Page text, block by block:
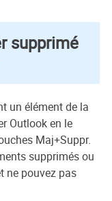
supprimé
un élément de la
Outlook en le
Maj+Suppr.
supprimés ou
ne pouvez pas